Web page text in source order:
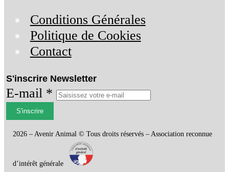
Conditions Générales
Politique de Cookies
Contact
S'inscrire Newsletter
E-mail *
S'inscrire
2026 – Avenir Animal © Tous droits réservés – Association reconnue
d’intérêt générale